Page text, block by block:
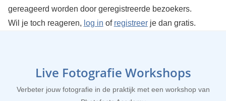
gereageerd worden door geregistreerde bezoekers.
Wil je toch reageren, log in of registreerje dan gratis.
Live Fotografie Workshops
Verbeter jouw fotografie in de praktijk met een workshop van